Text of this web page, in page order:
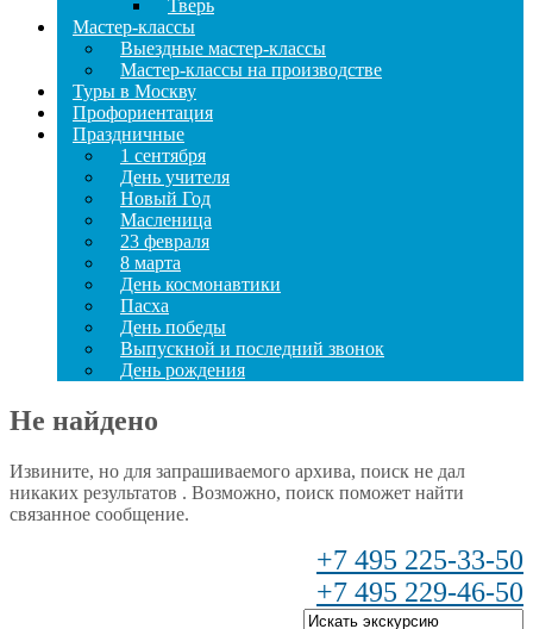
Тверь
Мастер-классы
Выездные мастер-классы
Мастер-классы на производстве
Туры в Москву
Профориентация
Праздничные
1 сентября
День учителя
Новый Год
Масленица
23 февраля
8 марта
День космонавтики
Пасха
День победы
Выпускной и последний звонок
День рождения
Не найдено
Извините, но для запрашиваемого архива, поиск не дал
никаких результатов . Возможно, поиск поможет найти
связанное сообщение.
+7 495 225-33-50
+7 495 229-46-50